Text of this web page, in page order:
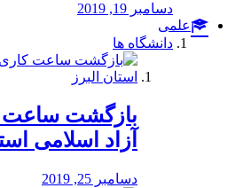
دسامبر 19, 2019
علمی
دانشگاه ها
بازگشت ساعت
آزاد اسلامی
دسامبر 25, 2019